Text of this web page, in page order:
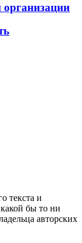
организации
текста и
бы то ни
авторских